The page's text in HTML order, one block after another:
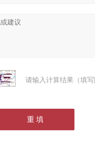
请输入计算结果（填